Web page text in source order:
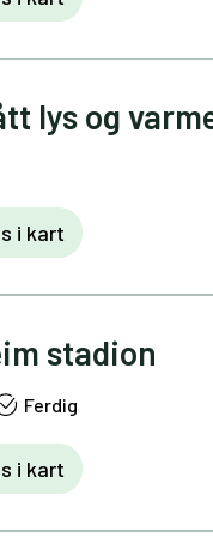
lys og
i kart
stadion
Ferdig
i kart